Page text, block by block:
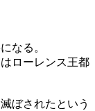
なる。
ローレンス王都
ぼされたという